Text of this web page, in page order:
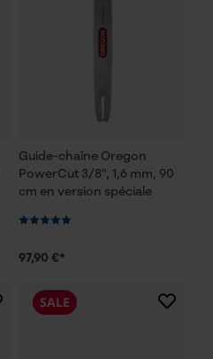
Guide-chaîne Oregon
PowerCut 3/8", 1,6 mm, 90
cm en version spéciale
97,90 €*
SALE